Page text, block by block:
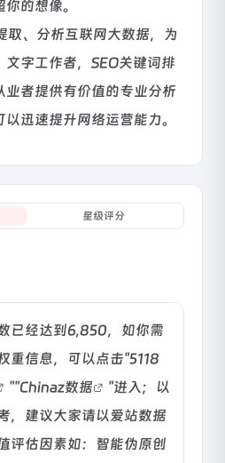
的想像。
取、分析互联网大数据，为
字工作者，SEO关键词排
业者提供有价值的专业分析
迅速提升网络运营能力。
星级评分
已经达到6,850，如你需
重信息，可以点击"5118
""Chinaz数据
"进入；以
，建议大家请以爱站数据
评估因素如：智能伪原创